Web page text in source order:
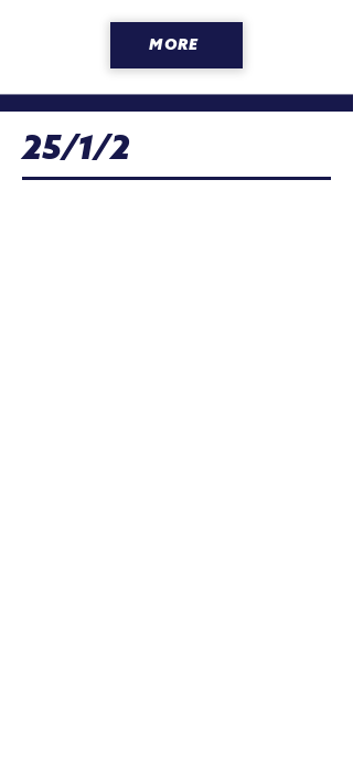
MORE
25/1/2